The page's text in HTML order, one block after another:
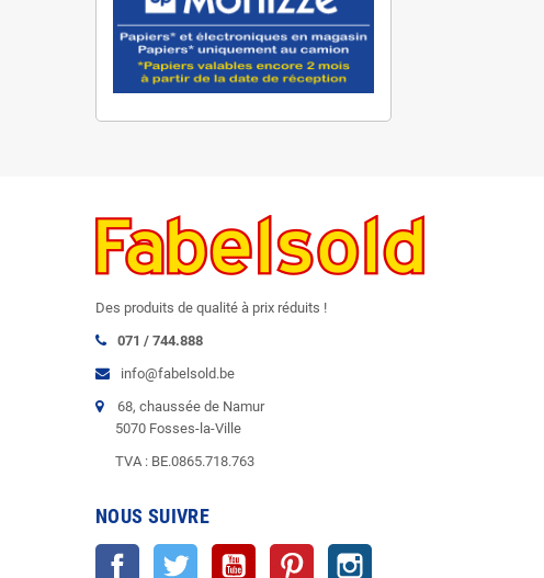
Des produits de qualité à prix réduits !
071 / 744.888
info@fabelsold.be
68, chaussée de Namur
5070 Fosses-la-Ville
TVA : BE.0865.718.763
NOUS SUIVRE
Facebook Twitter YouTube Pinterest